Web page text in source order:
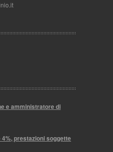
e amministratore di
prestazioni soggette